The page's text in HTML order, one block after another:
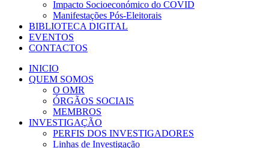
Impacto Socioeconómico do COVID
Manifestações Pós-Eleitorais
BIBLIOTECA DIGITAL
EVENTOS
CONTACTOS
INICIO
QUEM SOMOS
O OMR
ÓRGÃOS SOCIAIS
MEMBROS
INVESTIGAÇÃO
PERFIS DOS INVESTIGADORES
Linhas de Investigação